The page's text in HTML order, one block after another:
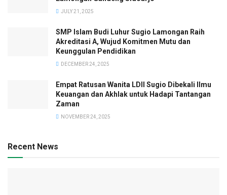
JULY 21, 2025
SMP Islam Budi Luhur Sugio Lamongan Raih
Akreditasi A, Wujud Komitmen Mutu dan
Keunggulan Pendidikan
DECEMBER 24, 2025
Empat Ratusan Wanita LDII Sugio Dibekali Ilmu
Keuangan dan Akhlak untuk Hadapi Tantangan
Zaman
NOVEMBER 24, 2025
Recent News